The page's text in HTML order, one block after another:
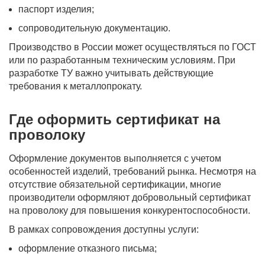
паспорт изделия;
сопроводительную документацию.
Производство в России может осуществляться по ГОСТ
или по разработанным техническим условиям. При
разработке ТУ важно учитывать действующие
требования к металлопрокату.
Где оформить сертификат на
проволоку
Оформление документов выполняется с учетом
особенностей изделий, требований рынка. Несмотря на
отсутствие обязательной сертификации, многие
производители оформляют добровольный сертификат
на проволоку для повышения конкурентоспособности.
В рамках сопровождения доступны услуги:
оформление отказного письма;